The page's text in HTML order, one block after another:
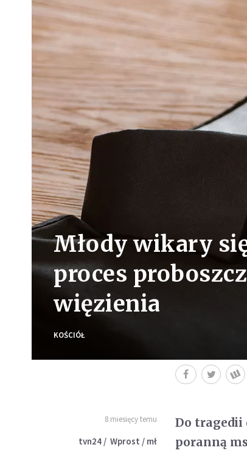
Młody wikary
proces
więzienia
KOŚCIÓŁ
8 miesięcy temu
tvn24 / Wprost / mł
Do tragedii
poranną